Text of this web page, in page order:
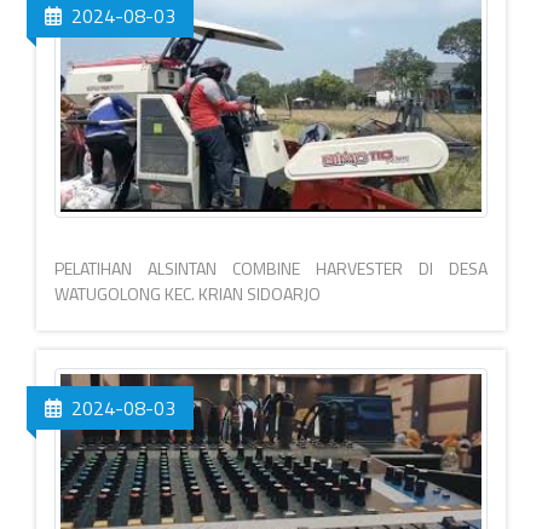
2024-08-03
PELATIHAN ALSINTAN COMBINE HARVESTER DI DESA
WATUGOLONG KEC. KRIAN SIDOARJO
2024-08-03